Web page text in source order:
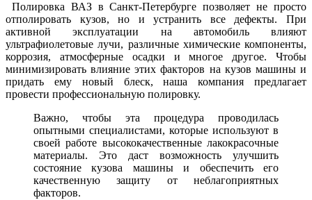
Полировка ВАЗ в Санкт-Петербурге позволяет не просто
отполировать кузов, но и устранить все дефекты. При
активной эксплуатации на автомобиль влияют
ультрафиолетовые лучи, различные химические компоненты,
коррозия, атмосферные осадки и многое другое. Чтобы
минимизировать влияние этих факторов на кузов машины и
придать ему новый блеск, наша компания предлагает
провести профессиональную полировку.
Важно, чтобы эта процедура проводилась
опытными специалистами, которые используют в
своей работе высококачественные лакокрасочные
материалы. Это даст возможность улучшить
состояние кузова машины и обеспечить его
качественную защиту от неблагоприятных
факторов.